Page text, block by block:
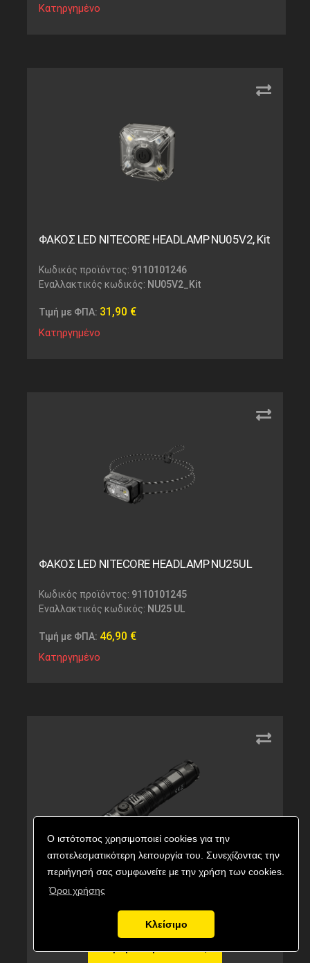
Ο ιστότοπος χρησιμοποιεί cookies για την
αποτελεσματικότερη λειτουργία του. Συνεχίζοντας την
περιήγησή σας συμφωνείτε με την χρήση των cookies.
Όροι χρήσης
Κλείσιμο
Κατηργημένο
ΦΑΚΟΣ LED NITECORE HEADLAMP NU05V2, Kit
Κωδικός προϊόντος: 9110101246
Εναλλακτικός κωδικός: NU05V2_Kit
Τιμή με ΦΠΑ: 31,90 €
Κατηργημένο
ΦΑΚΟΣ LED NITECORE HEADLAMP NU25UL
Κωδικός προϊόντος: 9110101245
Εναλλακτικός κωδικός: NU25 UL
Τιμή με ΦΠΑ: 46,90 €
Κατηργημένο
ΦΑΚΟΣ LED NITECORE MULTI TASK HYBRID
Κωδικός προϊόντος: